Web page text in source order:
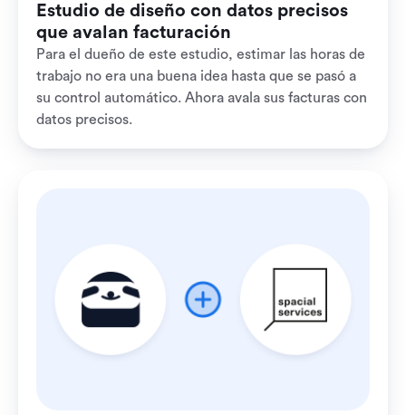
Estudio de diseño con datos precisos
que avalan facturación
Para el dueño de este estudio, estimar las horas de
trabajo no era una buena idea hasta que se pasó a
su control automático. Ahora avala sus facturas con
datos precisos.